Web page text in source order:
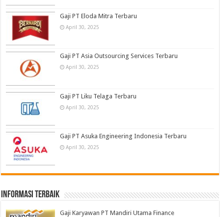
Gaji PT Eloda Mitra Terbaru
April 30, 2025
Gaji PT Asia Outsourcing Services Terbaru
April 30, 2025
Gaji PT Liku Telaga Terbaru
April 30, 2025
Gaji PT Asuka Engineering Indonesia Terbaru
April 30, 2025
informasi terbaik
Gaji Karyawan PT Mandiri Utama Finance